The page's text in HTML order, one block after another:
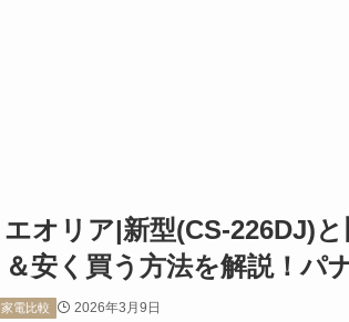
エオリア|新型(CS-226DJ)
＆安く買う方法を解説！パ
家電比較 2026年3月9日